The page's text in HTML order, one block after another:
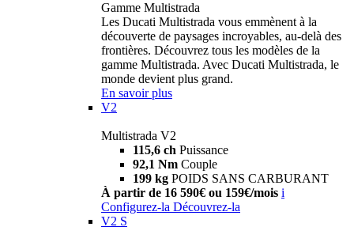
Gamme Multistrada
Les Ducati Multistrada vous emmènent à la
découverte de paysages incroyables, au-delà des
frontières. Découvrez tous les modèles de la
gamme Multistrada. Avec Ducati Multistrada, le
monde devient plus grand.
En savoir plus
V2
Multistrada V2
115,6 ch Puissance
92,1 Nm Couple
199 kg POIDS SANS CARBURANT
À partir de 16 590€ ou 159€/mois i
Configurez-la Découvrez-la
V2 S